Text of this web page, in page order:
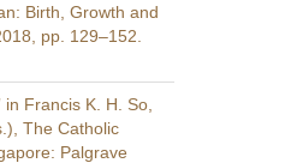
Birth, Growth and
pp. 129–152.
Francis K. H. So,
The Catholic
Palgrave